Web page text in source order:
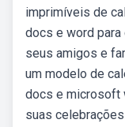
imprimíveis de
docs e word
seus amigos e
um modelo de
docs e microsoft
suas